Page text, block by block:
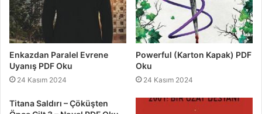
Enkazdan Paralel Evrene
Uyanış PDF Oku
24 Kasım 2024
Powerful (Karton Kapak) PDF
Oku
24 Kasım 2024
Titana Saldırı – Çöküşten